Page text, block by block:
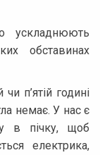
ускладнюють
обставинах
п’ятій годині
немає. У нас є
в пічку, щоб
електрика,